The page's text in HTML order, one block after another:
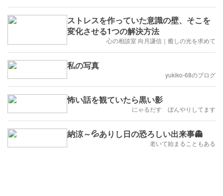
ストレスを作っていた意識の壁、そこを
変化させる1つの解決方法
心の相談室 向月謙信｜癒しの光を求めて
私の写真
yukiko-68のブログ
怖い話を観ていたら黒い影
にゃるだす ぼんやりしてます
納涼～💦ありし日の恐ろしい出来事👻
老いて始まることもある